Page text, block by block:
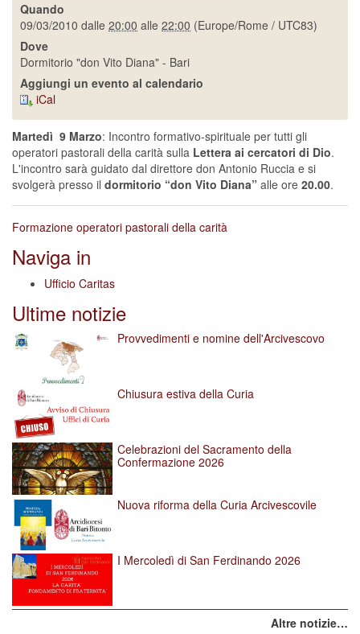
Quando
09/03/2010 dalle 20:00 alle 22:00 (Europe/Rome / UTC83)
Dove
Dormitorio "don Vito Diana" - Bari
Aggiungi un evento al calendario
iCal
Martedì 9 Marzo: Incontro formativo-spirituale per tutti gli
operatori pastorali della carità sulla Lettera ai cercatori di Dio.
L'incontro sarà guidato dal direttore don Antonio Ruccia e si
svolgerà presso il dormitorio “don Vito Diana” alle ore 20.00.
Formazione operatori pastorali della carità
Naviga in
Ufficio Caritas
Ultime notizie
Provvedimenti e nomine dell'Arcivescovo
Chiusura estiva della Curia
Celebrazioni del Sacramento della
Confermazione 2026
Nuova riforma della Curia Arcivescovile
I Mercoledì di San Ferdinando 2026
Altre notizie…